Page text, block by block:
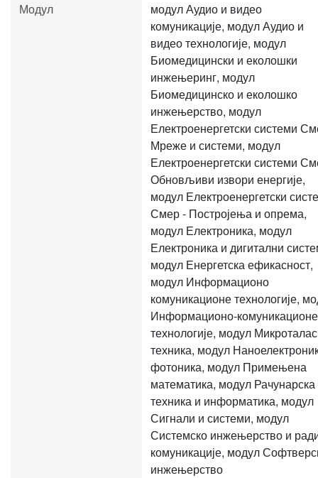
Модул
модул Аудио и видео
комуникације, модул Аудио и
видео технологије, модул
Биомедицински и еколошки
инжењеринг, модул
Биомедицинско и еколошко
инжењерство, модул
Електроенергетски системи
Мреже и системи, модул
Електроенергетски системи
Обновљиви извори енергије,
модул Електроенергетски
Смер - Постројења и опрема,
модул Електроника, модул
Електроника и дигитални
модул Енергетска ефикасност,
модул Информационо
комуникационе технологије,
Информационо-комуникационе
технологије, модул
техника, модул
фотоника, модул Примењена
математика, модул Рачунарска
техника и информатика, модул
Сигнали и системи, модул
Системско инжењерство и
комуникације, модул
инжењерство